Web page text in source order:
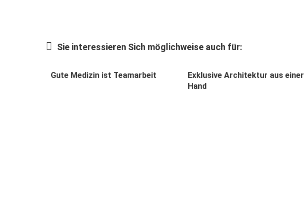
Sie interessieren Sich möglichweise auch für:
Gute Medizin ist Teamarbeit
Exklusive Architektur aus einer
Hand